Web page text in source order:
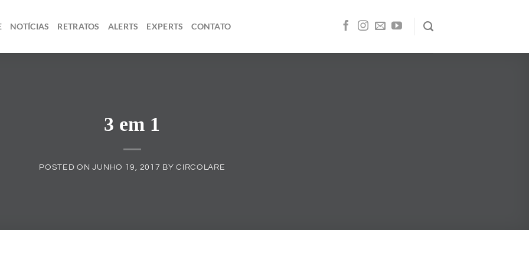
NOTÍCIAS RETRATOS ALERTS EXPERTS CONTATO
3 em 1
POSTED ONJUNHO 19, 2017 BYCIRCOLARE